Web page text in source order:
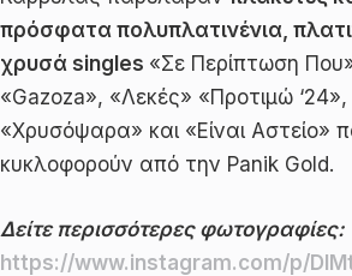
πρόσφατα πολυπλατινένια,
χρυσά singles «Σε Περίπτωση
«Gazoza», «Λεκές» «Προτιμώ ‘24»,
«Χρυσόψαρα» και «Είναι Αστείο»
κυκλοφορούν από την Panik Gold.
Δείτε περισσότερες φωτογραφίες:
https://www.instagram.com/p/